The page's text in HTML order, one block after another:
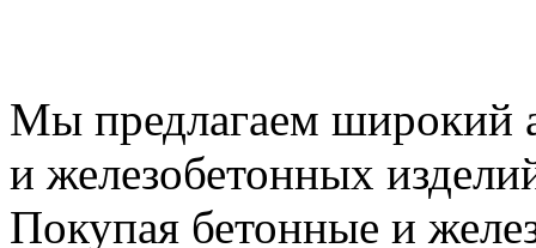
Мы предлагаем широкий
и железобетонных
Покупая бетонные и